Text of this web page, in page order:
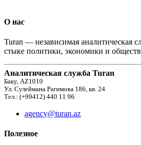
О нас
Turan — независимая аналитическая
стыке политики, экономики и
Аналитическая служба Turan
Баку, AZ1010
Ул. Сулеймана Рагимова 186, кв. 24
Тел.: (+99412) 440 11 96
agency@turan.az
Полезное